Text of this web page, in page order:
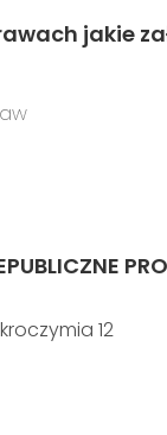
jakie
12